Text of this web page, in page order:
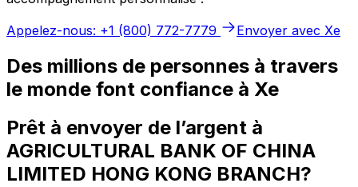
Appelez-nous: +1 (800) 772-7779
Envoyer avec Xe
Des millions de personnes à travers
le monde font confiance à Xe
Prêt à envoyer de l’argent à
AGRICULTURAL BANK OF CHINA
LIMITED HONG KONG BRANCH?